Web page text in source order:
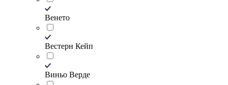
Венето
Вестерн Кейп
Виньо Верде